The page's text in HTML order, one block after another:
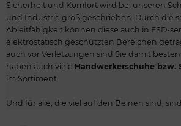
Sicherheit und Komfort wird bei unseren
und Industrie groß geschrieben. Durch die
Ableitfähigkeit können diese auch in ESD-
elektrostatisch geschützten Bereichen
auch vor Verletzungen sind Sie damit
haben auch viele Handwerkerschuhe bzw.
im Sortiment.
Und für alle, die viel auf den Beinen sind,